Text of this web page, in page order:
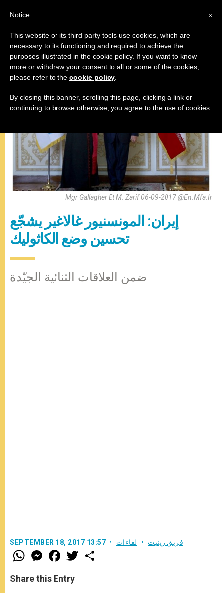
لقاءات
Mgr Gallagher Et M. Zarif 06-09-2017 @en.mfa.ir
إيران: المونسنيور غالاغير يشجّع
تحسين وضع الكاثوليك
ضمن العلاقات الثنائية الجيّدة
SEPTEMBER 18, 2017 13:57 فريق زينيت لقاءات
W
h
t
s
M
e
s
e
F
a
e
b
w
Share this Entry
x
Notice
This website or its third party tools use cookies, which are
necessary to its functioning and required to achieve the
purposes illustrated in the cookie policy. If you want to know
more or withdraw your consent to all or some of the cookies,
please refer to the cookie policy
By closing this banner, scrolling this page, clicking a link or
continuing to browse otherwise, you agree to the use of cookies.